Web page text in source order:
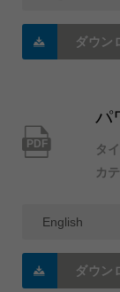
ダウン
PDF
パ
タ
カ
ダウン